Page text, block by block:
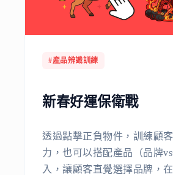
#產品辨識訓練
新春好運保衛戰
透過點擊正負物件，訓練顧
力，也可以搭配產品（品牌
入，讓顧客直覺選擇品牌，